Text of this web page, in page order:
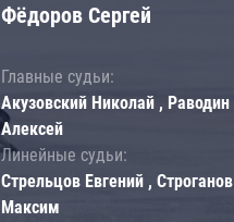
Фёдоров Сергей
Главные судьи:
Акузовский Николай , Раводин
Алексей
Линейные судьи:
Стрельцов Евгений , Строганов
Максим